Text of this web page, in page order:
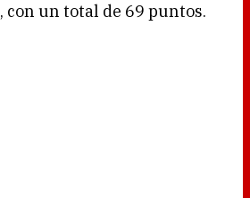
, con un total de 69 puntos.